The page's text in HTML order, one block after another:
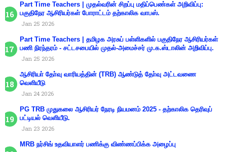
Part Time Teachers | முதல்வரின் சிறப்பு மதிப்பெண்கள் அறிவிப்பு:
பகுதிநேர ஆசிரியர்கள் போராட்டம் தற்காலிக வாபஸ்.
Jan 25 2026
Part Time Teachers | தமிழக அரசுப் பள்ளிகளில் பகுதிநேர ஆசிரியர்கள்
பணி நிரந்தரம் - சட்டசபையில் முதல்-அமைச்சர் மு.க.ஸ்டாலின் அறிவிப்பு.
Jan 25 2026
ஆசிரியா் தோ்வு வாரியத்தின் (TRB) ஆண்டுத் தோ்வு அட்டவணை
வெளியீடு
Jan 24 2026
PG TRB முதுகலை ஆசிரியர் நேரடி நியமனம் 2025 - தற்காலிக தெரிவுப்
பட்டியல் வெளியீடு.
Jan 23 2026
MRB நர்சிங் உதவியாளர் பணிக்கு விண்ணப்பிக்க அழைப்பு